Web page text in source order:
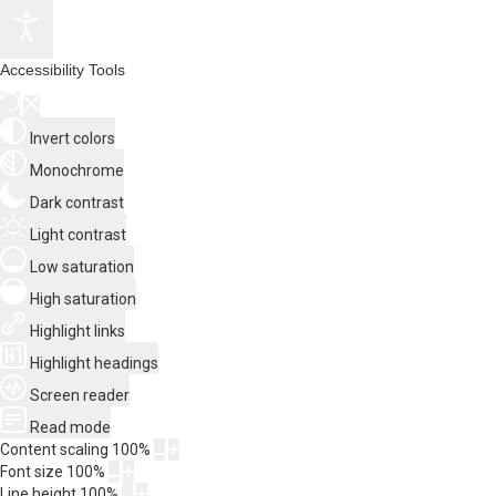
Accessibility Tools
Invert colors
Monochrome
Dark contrast
Light contrast
Low saturation
High saturation
Highlight links
Highlight headings
Screen reader
Read mode
Content scaling 100%
Font size 100%